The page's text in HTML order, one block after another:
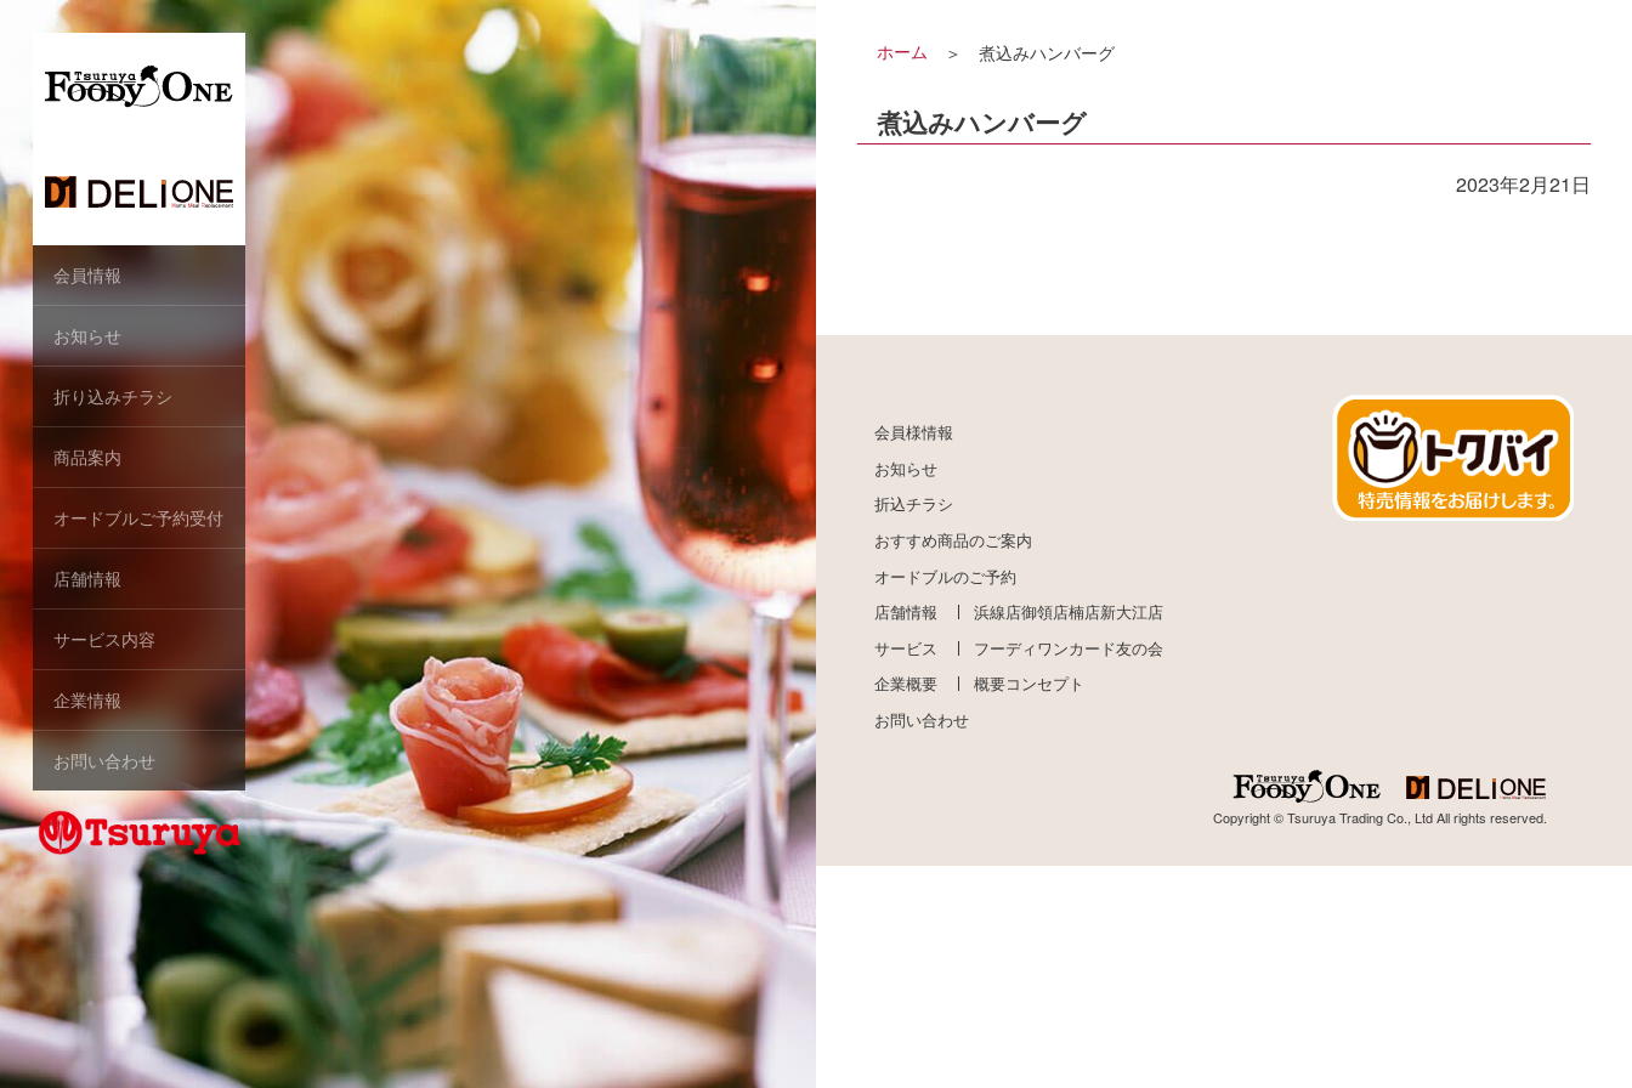
会員情報
お知らせ
折り込みチラシ
商品案内
オードブルご予約受付
店舗情報
サービス内容
企業情報
お問い合わせ
ホーム 煮込みハンバーグ
煮込みハンバーグ
2023年2月21日
会員様情報
お知らせ
折込チラシ
おすすめ商品のご案内
オードブルのご予約
店舗情報
浜線店御領店楠店新大江店
サービス
フーディワンカード友の会
企業概要
概要コンセプト
お問い合わせ
Copyright © Tsuruya Trading Co., Ltd All rights reserved.